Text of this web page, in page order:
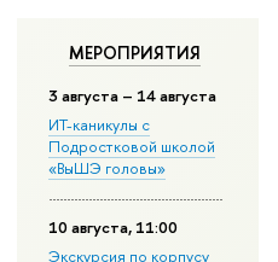
МЕРОПРИЯТИЯ
3 августа – 14 августа
ИТ-каникулы с
Подростковой школой
«ВыШЭ головы»
10 августа, 11:00
Экскурсия по корпусу